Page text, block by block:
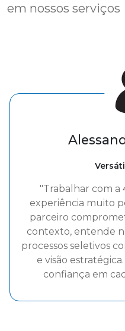
em nossos serviços
Geraldo
"A parceria com a
positiva para a
capacidade de
nossas
atuação ágil, ética e
credibilidade
o forte senso de
extensão